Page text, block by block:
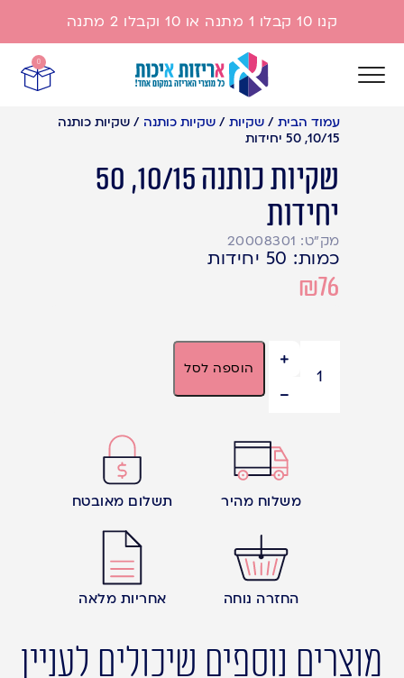
קנו 10 קבלו 1 מתנה או 10 וקבלו 2 מתנה
0
עמוד הבית /שקיות /שקיות כותנה /שקיות כותנה
10/15, 50 יחידות
שקיות כותנה 10/15, 50
יחידות
מק"ט: 20008301
כמות: 50 יחידות
₪76
הוספה לסל
משלוח מהיר תשלום מאובטח
החזרה נוחה אחריות מלאה
מוצרים נוספים שיכולים לעניין